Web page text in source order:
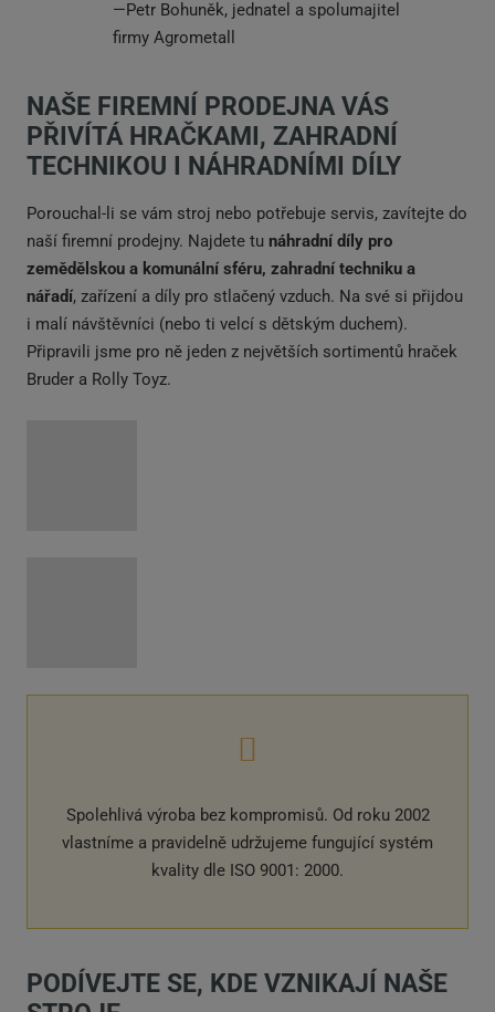
Petr Bohuněk, jednatel a spolumajitel
firmy Agrometall
NAŠE FIREMNÍ PRODEJNA VÁS
PŘIVÍTÁ HRAČKAMI, ZAHRADNÍ
TECHNIKOU I NÁHRADNÍMI DÍLY
Porouchal-li se vám stroj nebo potřebuje servis, zavítejte do
naší firemní prodejny. Najdete tu náhradní díly pro
zemědělskou a komunální sféru, zahradní techniku a
nářadí, zařízení a díly pro stlačený vzduch. Na své si přijdou
i malí návštěvníci (nebo ti velcí s dětským duchem).
Připravili jsme pro ně jeden z největších sortimentů hraček
Bruder a Rolly Toyz.
Spolehlivá výroba bez kompromisů. Od roku 2002
vlastníme a pravidelně udržujeme fungující systém
kvality dle ISO 9001: 2000.
PODÍVEJTE SE, KDE VZNIKAJÍ NAŠE